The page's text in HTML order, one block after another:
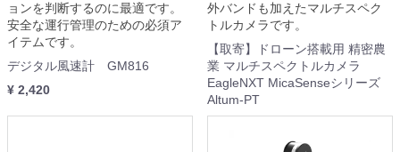
ョンを判断するのに最適です。
安全な運行管理のための必須ア
イテムです。
デジタル風速計 GM816
¥ 2,420
外バンドも加えたマルチスペク
トルカメラです。
【取寄】ドローン搭載用 精密農
業 マルチスペクトルカメラ
EagleNXT MicaSenseシリーズ
Altum-PT